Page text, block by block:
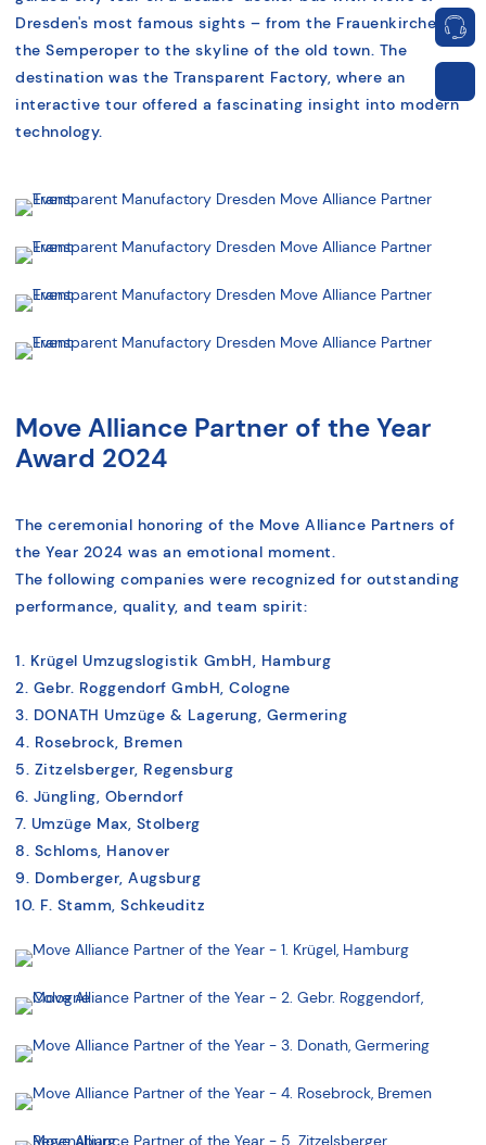
Dresden's most famous sights – from the Frauenkirche and
the Semperoper to the skyline of the old town. The
destination was the Transparent Factory, where an
interactive tour offered a fascinating insight into modern
technology.
Move Alliance Partner of the Year
Award 2024
The ceremonial honoring of the Move Alliance Partners of
the Year 2024 was an emotional moment.
The following companies were recognized for outstanding
performance, quality, and team spirit:
1. Krügel Umzugslogistik GmbH, Hamburg
2. Gebr. Roggendorf GmbH, Cologne
3. DONATH Umzüge & Lagerung, Germering
4. Rosebrock, Bremen
5. Zitzelsberger, Regensburg
6. Jüngling, Oberndorf
7. Umzüge Max, Stolberg
8. Schloms, Hanover
9. Domberger, Augsburg
10. F. Stamm, Schkeuditz